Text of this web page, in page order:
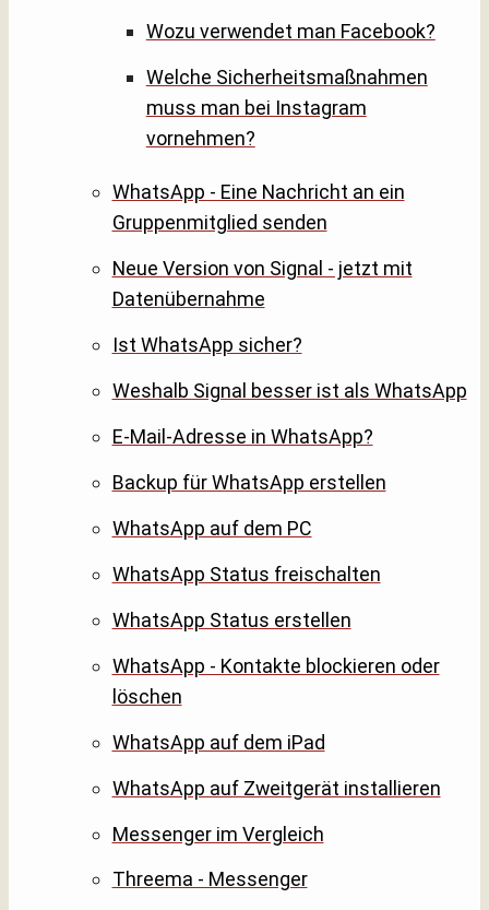
Wozu verwendet man Facebook?
Welche Sicherheitsmaßnahmen
muss man bei Instagram
vornehmen?
WhatsApp - Eine Nachricht an ein
Gruppenmitglied senden
Neue Version von Signal - jetzt mit
Datenübernahme
Ist WhatsApp sicher?
Weshalb Signal besser ist als WhatsApp
E-Mail-Adresse in WhatsApp?
Backup für WhatsApp erstellen
WhatsApp auf dem PC
WhatsApp Status freischalten
WhatsApp Status erstellen
WhatsApp - Kontakte blockieren oder
löschen
WhatsApp auf dem iPad
WhatsApp auf Zweitgerät installieren
Messenger im Vergleich
Threema - Messenger